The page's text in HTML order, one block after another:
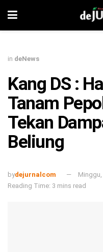
in deNews
Kang DS :
Tanam
Tekan
Beliung
bydejurnalcom
Minggu,
Reading Time: 3 mins read